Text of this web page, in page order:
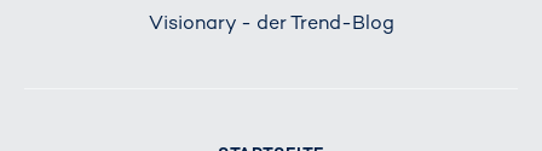
Visionary - der Trend-Blog